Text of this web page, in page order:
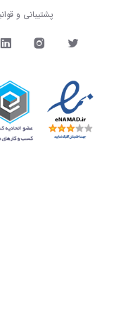
پشتیبانی و